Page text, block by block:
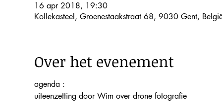
16 apr 2018, 19:30
Kollekasteel, Groenestaakstraat 68, 9030 Gent,
Over het evenement
agenda :
uiteenzetting door Wim over drone fotografie